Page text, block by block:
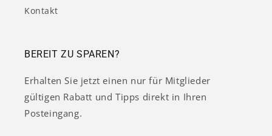
Kontakt
BEREIT ZU SPAREN?
Erhalten Sie jetzt einen nur für Mitglieder
gültigen Rabatt und Tipps direkt in Ihren
Posteingang.